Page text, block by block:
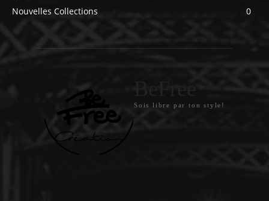
Nouvelles Collections
0
Sois libre par ton style!